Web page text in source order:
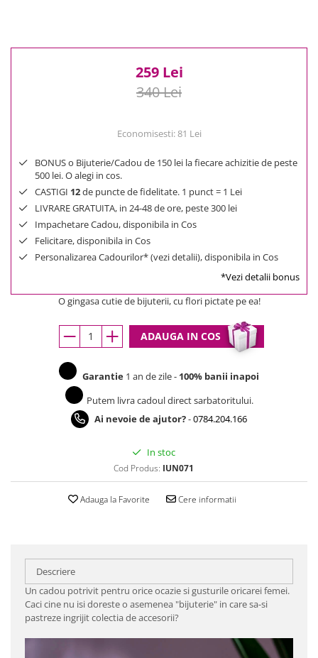
259 Lei
340 Lei
Economisesti:81 Lei
BONUS o Bijuterie/Cadou de 150 lei la fiecare achizitie de peste
500 lei. O alegi in cos.
CASTIGI 12de puncte de fidelitate. 1 punct = 1 Lei
LIVRARE GRATUITA, in 24-48 de ore, peste 300 lei
Impachetare Cadou, disponibila in Cos
Felicitare, disponibila in Cos
Personalizarea Cadourilor* (vezi detalii), disponibila in Cos
*Vezi detalii bonus
O gingasa cutie de bijuterii, cu flori pictate pe ea!
ADAUGA IN COS
Garantie 1 an de zile - 100% banii inapoi
Putem livra cadoul direct sarbatoritului.
Ai nevoie de ajutor?-0784.204.166
In stoc
Cod Produs: IUN071
Adauga la Favorite Cere informatii
Descriere
Un cadou potrivit pentru orice ocazie si gusturile oricarei femei.
Caci cine nu isi doreste o asemenea "bijuterie" in care sa-si
pastreze ingrijit colectia de accesorii?